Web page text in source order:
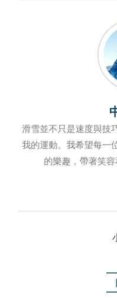
滑雪並不只是速度與技
我的運動。我希望每一
的樂趣，帶著笑容